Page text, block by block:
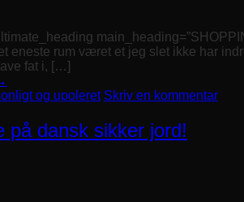
eneste rum været et jeg slet ikke har
fat i, […]
og upoleret Skriv en kommentar
på dansk sikker jord!